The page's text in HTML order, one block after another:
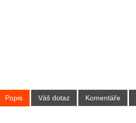
Popis Váš dotaz Komentáře